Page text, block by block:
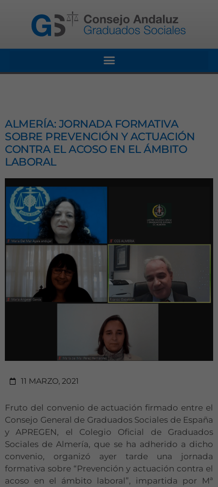
ALMERÍA: JORNADA FORMATIVA
SOBRE PREVENCIÓN Y ACTUACIÓN
CONTRA EL ACOSO EN EL ÁMBITO
LABORAL
11 MARZO, 2021
Fruto del convenio de actuación firmado entre el
Consejo General de Graduados Sociales de España
y APREGEN, el Colegio Oficial de Graduados
Sociales de Almería, que se ha adherido a dicho
convenio, organizó ayer tarde una jornada
formativa sobre “Prevención y actuación contra el
acoso en el ámbito laboral”, impartida por Mª